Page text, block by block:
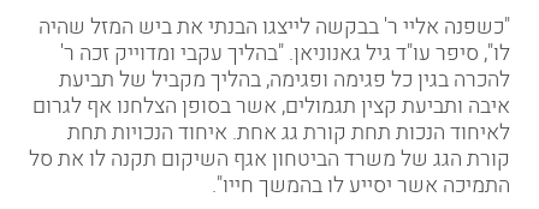
"כשפנה אליי ר' בבקשה לייצגו הבנתי את ביש המזל שהיה
לו", סיפר עו"דגיל גאנוניאן. "בהליך עקבי ומדוייק זכה ר'
להכרה בגין כל פגימה ופגימה, בהליך מקביל של תביעת
איבה ותביעת קצין תגמולים, אשר בסופן הצלחנו אף לגרום
לאיחוד הנכות תחת קורת גג אחת. איחוד הנכויות תחת
קורת הגג של משרד הביטחון אגף השיקום תקנה לו את סל
התמיכה אשר יסייע לו בהמשך חייו".